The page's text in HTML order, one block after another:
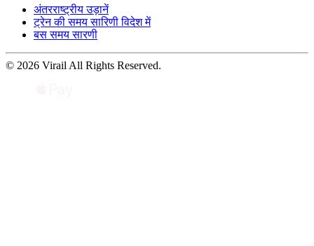
अंतरराष्ट्रीय उड़ानें
ट्रेन की समय सारिणी विदेश में
बस समय सारणी
© 2026 Virail All Rights Reserved.